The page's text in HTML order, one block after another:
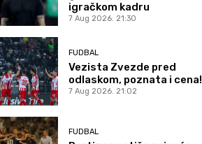
igračkom kadru
7 Aug 2026. 21:30
FUDBAL
Vezista Zvezde pred
odlaskom, poznata i cena!
7 Aug 2026. 21:02
FUDBAL